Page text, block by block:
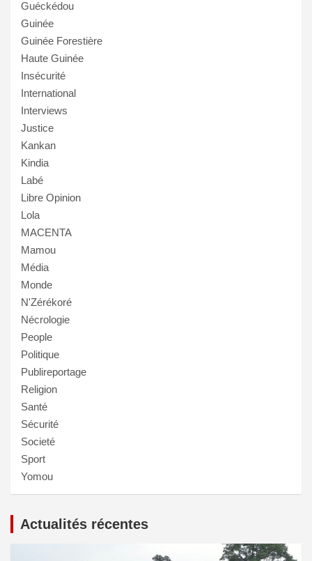
Guéckédou
Guinée
Guinée Forestière
Haute Guinée
Insécurité
International
Interviews
Justice
Kankan
Kindia
Labé
Libre Opinion
Lola
MACENTA
Mamou
Média
Monde
N'Zérékoré
Nécrologie
People
Politique
Publireportage
Religion
Santé
Sécurité
Societé
Sport
Yomou
Actualités récentes